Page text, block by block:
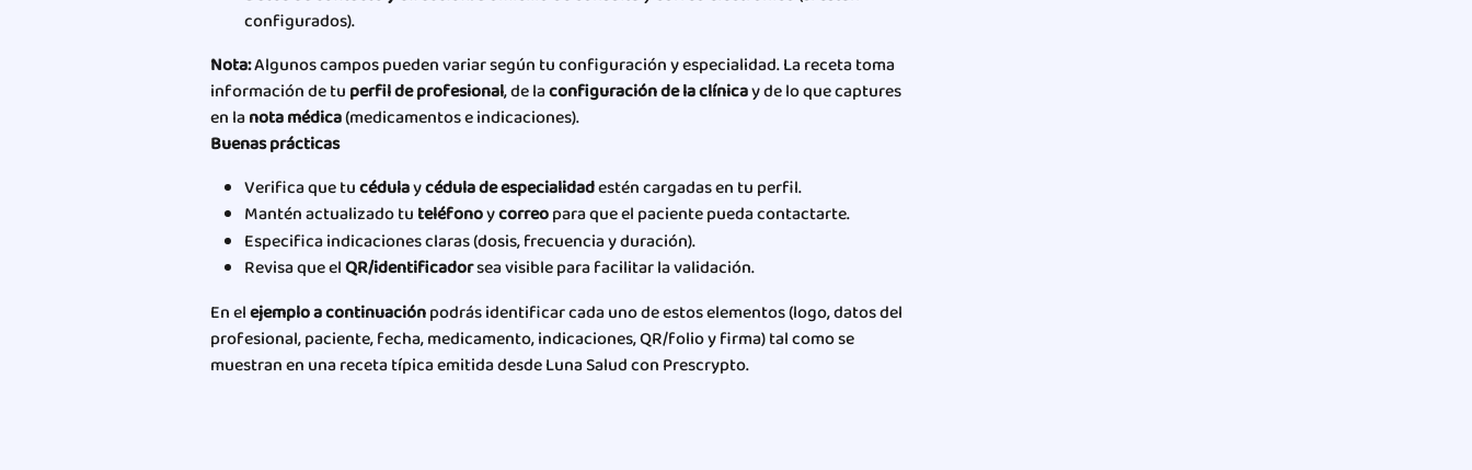
configurados).
Nota: Algunos campos pueden variar según tu configuración y especialidad. La receta toma
información de tu perfil de profesional, de la configuración de la clínica y de lo que captures
en la nota médica (medicamentos e indicaciones).
Buenas prácticas
Verifica que tu cédula y cédula de especialidad estén cargadas en tu perfil.
Mantén actualizado tu teléfono y correo para que el paciente pueda contactarte.
Especifica indicaciones claras (dosis, frecuencia y duración).
Revisa que el QR/identificador sea visible para facilitar la validación.
En el ejemplo a continuación podrás identificar cada uno de estos elementos (logo, datos del
profesional, paciente, fecha, medicamento, indicaciones, QR/folio y firma) tal como se
muestran en una receta típica emitida desde Luna Salud con Prescrypto.